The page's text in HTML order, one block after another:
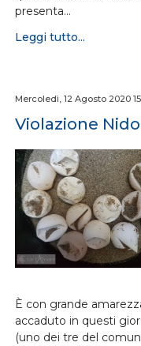
presenta…
Leggi tutto...
Mercoledì, 12 Agosto 2020
Violazione
È con grande
accaduto in questi
(uno dei tre del